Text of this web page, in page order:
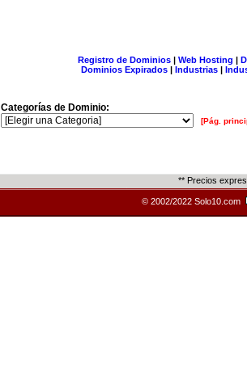
Registro de Dominios| Web Hosting |
Dominios Expirados | Industrias |
Categorías de Dominio:
[Pág.
** Precios
© 2002/2022 Solo10.com